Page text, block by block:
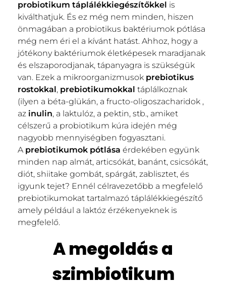
probiotikum táplálékkiegészítőkkel is
kiválthatjuk. És ez még nem minden, hiszen
önmagában a probiotikus baktériumok pótlása
még nem éri el a kívánt hatást. Ahhoz, hogy a
jótékony baktériumok életképesek maradjanak
és elszaporodjanak, tápanyagra is szükségük
van. Ezek a mikroorganizmusok prebiotikus
rostokkal, prebiotikumokkal táplálkoznak
(ilyen a béta-glükán, a fructo-oligoszacharidok ,
az inulin, a laktulóz, a pektin, stb., amiket
célszerű a probiotikum kúra idején még
nagyobb mennyiségben fogyasztani.
A prebiotikumok pótlása érdekében együnk
minden nap almát, articsókát, banánt, csicsókát,
diót, shiitake gombát, spárgát, zablisztet, és
igyunk tejet? Ennél célravezetőbb a megfelelő
prebiotikumokat tartalmazó táplálékkiegészítő
amely például a laktóz érzékenyeknek is
megfelelő.
A megoldás a
szimbiotikum